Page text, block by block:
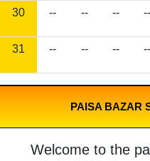
30 -- -- -- --
31 -- -- -- --
PAISA BAZAR
Welcome to the